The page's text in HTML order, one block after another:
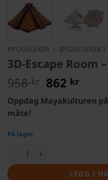
BYGGELEKER BYGGELEKER I
3D-Escape Room
958kr Opprinnelig
pris
var:
862 kr
er:
Oppdag Mayakulturen
måte!
På lager
3D-Escape Room – Maya-
LEGG I